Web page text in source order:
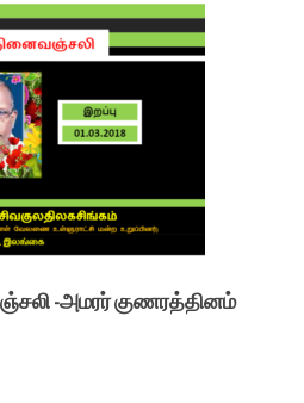
-அமரர் குணரத்தினம்